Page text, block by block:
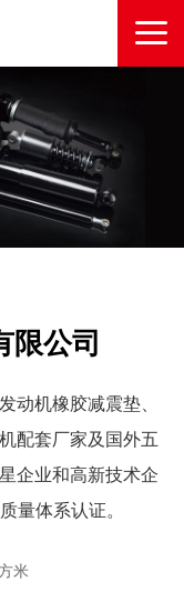
限公司
动机橡胶减震垫、
配套厂家及国外五
企业和高新技术企
量体系认证。
米